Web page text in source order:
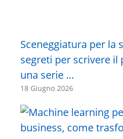
Sceneggiatura per la
segreti per scrivere il
una serie …
18 Giugno 2026